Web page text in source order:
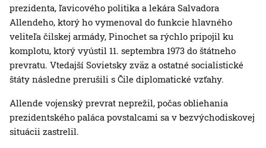
prezidenta, ľavicového politika a lekára Salvadora
Allendeho, ktorý ho vymenoval do funkcie hlavného
veliteľa čilskej armády, Pinochet sa rýchlo pripojil ku
komplotu, ktorý vyústil 11. septembra 1973 do štátneho
prevratu. Vtedajší Sovietsky zväz a ostatné socialistické
štáty následne prerušili s Čile diplomatické vzťahy.
Allende vojenský prevrat neprežil, počas obliehania
prezidentského paláca povstalcami sa v bezvýchodiskovej
situácii zastrelil.